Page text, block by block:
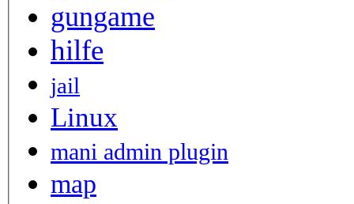
gungame
hilfe
jail
Linux
mani admin plugin
map